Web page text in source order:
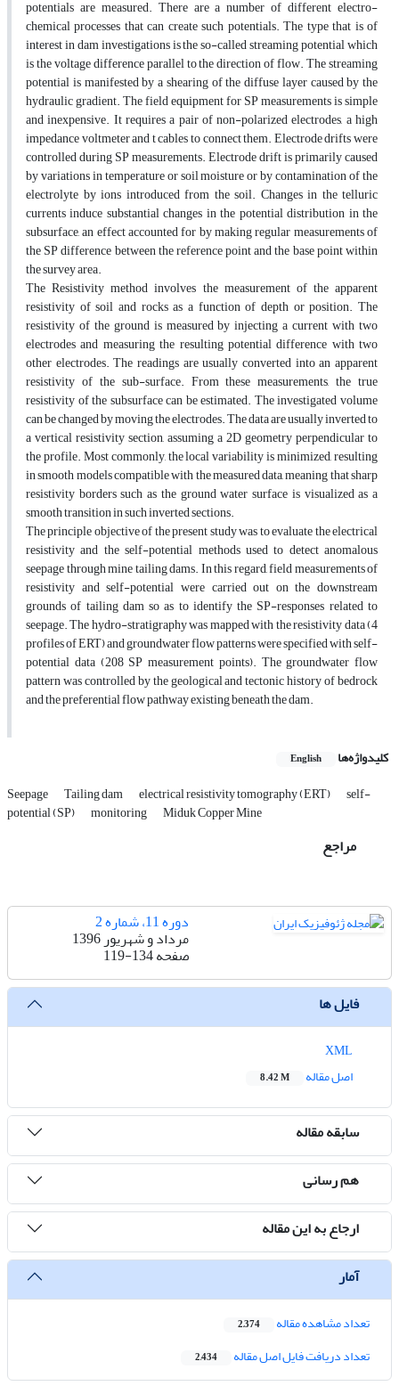
potentials are measured. There are a number of different electro-
chemical processes that can create such potentials. The type that is of
interest in dam investigations is the so-called streaming potential which
is the voltage difference parallel to the direction of flow. The streaming
potential is manifested by a shearing of the diffuse layer caused by the
hydraulic gradient. The field equipment for SP measurements is simple
and inexpensive. It requires a pair of non-polarized electrodes, a high
impedance voltmeter and t cables to connect them. Electrode drifts were
controlled during SP measurements. Electrode drift is primarily caused
by variations in temperature or soil moisture or by contamination of the
electrolyte by ions introduced from the soil. Changes in the telluric
currents induce substantial changes in the potential distribution in the
subsurface, an effect accounted for by making regular measurements of
the SP difference between the reference point and the base point within
the survey area.
The Resistivity method involves the measurement of the apparent
resistivity of soil and rocks as a function of depth or position. The
resistivity of the ground is measured by injecting a current with two
electrodes and measuring the resulting potential difference with two
other electrodes. The readings are usually converted into an apparent
resistivity of the sub-surface. From these measurements, the true
resistivity of the subsurface can be estimated. The investigated volume
can be changed by moving the electrodes. The data are usually inverted to
a vertical resistivity section, assuming a 2D geometry perpendicular to
the profile. Most commonly, the local variability is minimized, resulting
in smooth models compatible with the measured data, meaning that sharp
resistivity borders such as the ground water surface is visualized as a
smooth transition in such inverted sections.
The principle objective of the present study was to evaluate the electrical
resistivity and the self-potential methods used to detect anomalous
seepage through mine tailing dams. In this regard, field measurements of
resistivity and self-potential were carried out on the downstream
grounds of tailing dam so as to identify the SP-responses related to
seepage. The hydro-stratigraphy was mapped with the resistivity data (4
profiles of ERT) and groundwater flow patterns were specified with self-
potential data (208 SP measurement points). The groundwater flow
pattern was controlled by the geological and tectonic history of bedrock
and the preferential flow pathway existing beneath the dam.
کلیدواژه‌ها English
Seepage Tailing dam electrical resistivity tomography (ERT) self-
potential (SP) monitoring Miduk Copper Mine
مراجع
دوره 11، شماره 2
مرداد و شهریور 1396
صفحه119-134
فایل ها
اصل مقاله
8.42 M
سابقه مقاله
هم رسانی
ارجاع به این مقاله
آمار
تعداد مشاهده مقاله 2,374
تعداد دریافت فایل اصل مقاله 2,434